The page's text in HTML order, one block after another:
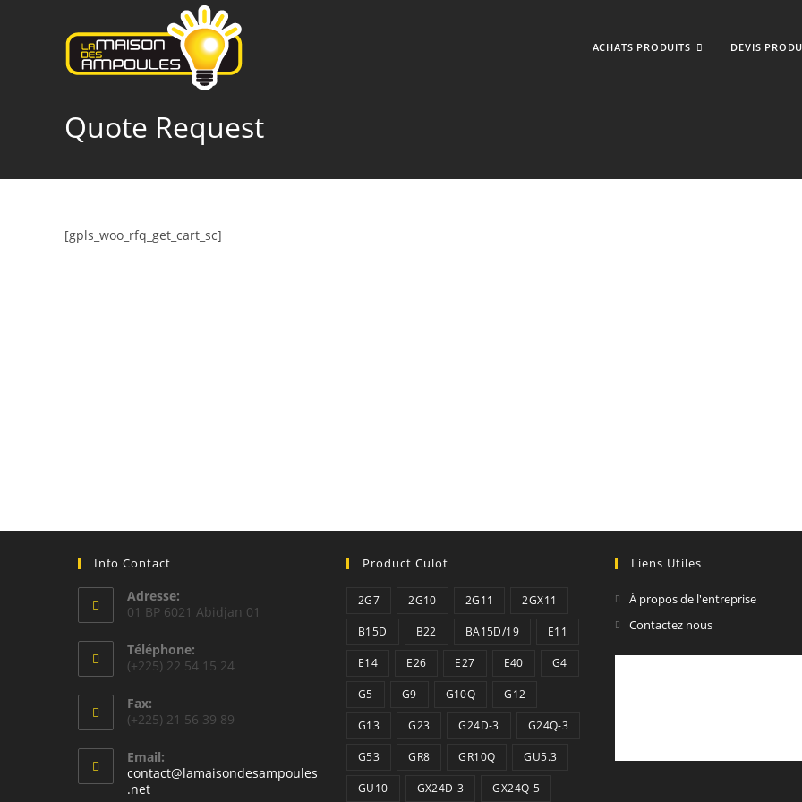
ACHATS PRODUITS DEVIS
Quote Request
[gpls_woo_rfq_get_cart_sc]
Info Contact
Adresse:
01 BP 6021 Abidjan 01
Téléphone:
(+225) 22 54 15 24
Fax:
(+225) 21 56 39 89
Email:
contact@lamaisondesampoules
.netS’ouvre
Product Culot
2G7 2G10 2G11 2GX11
B15D B22 BA15D/19 E11
E14 E26 E27 E40 G4
G5 G9 G10Q G12
G13 G23 G24D-3 G24Q-3
G53 GR8 GR10Q GU5.3
GU10 GX24D-3 GX24Q-5
Liens Utiles
À propos de l'entreprise
Contactez nous